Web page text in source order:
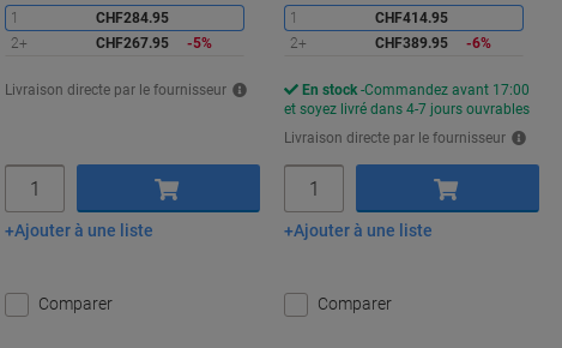
1
CHF284.95
2+
CHF267.95 -5%
Livraison directe par le fournisseur
Ajouter au panier
Ajouter à une liste
Comparer
1
CHF414.95
2+
CHF389.95 -6%
En stock Commandez avant 17:00
et soyez livré dans 4-7 jours ouvrables
Livraison directe par le fournisseur
Ajouter au panier
Ajouter à une liste
Comparer